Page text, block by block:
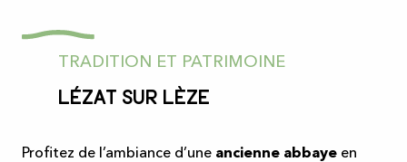
TRADITION ET PATRIMOINE
Lézat sur Lèze
Profitez de l’ambiance d’une ancienne abbaye en